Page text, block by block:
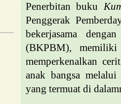
Penerbitan buku
Penggerak
bekerjasama
(BKPBM),
memperkenalkan
anak bangsa
yang termuat di